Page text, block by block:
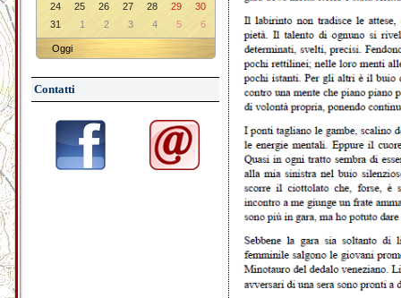
24
25 26 27 28 29
30
31
1 2 3 4 5 6
Oggi
Contatti